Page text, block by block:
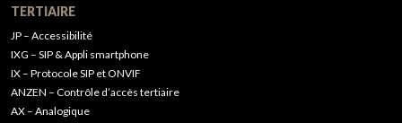
TERTIAIRE
JP – Accessibilité
IXG – SIP & Appli smartphone
IX – Protocole SIP et ONVIF
ANZEN – Contrôle d’accès tertiaire
AX – Analogique